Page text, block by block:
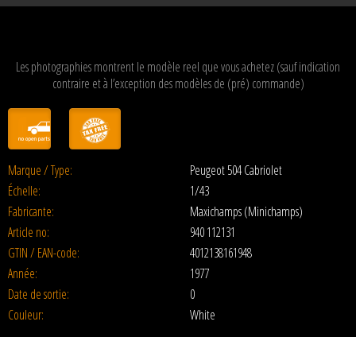
Les photographies montrent le modèle reel que vous achetez (sauf indication
contraire et à l’exception des modèles de (pré) commande)
Marque / Type:
Peugeot 504 Cabriolet
Échelle:
1/43
Fabricante:
Maxichamps (Minichamps)
Article no:
940 112131
GTIN / EAN-code:
4012138161948
Année:
1977
Date de sortie:
0
Couleur:
White